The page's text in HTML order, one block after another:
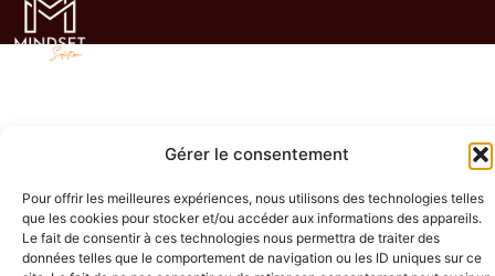
Gérer le consentement
Pour offrir les meilleures expériences, nous utilisons des technologies telles
que les cookies pour stocker et/ou accéder aux informations des appareils.
Le fait de consentir à ces technologies nous permettra de traiter des
données telles que le comportement de navigation ou les ID uniques sur ce